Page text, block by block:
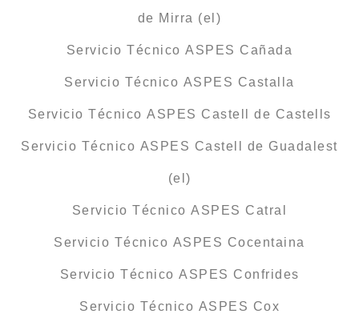
de Mirra (el)
Servicio Técnico ASPES Cañada
Servicio Técnico ASPES Castalla
Servicio Técnico ASPES Castell de Castells
Servicio Técnico ASPES Castell de Guadalest
(el)
Servicio Técnico ASPES Catral
Servicio Técnico ASPES Cocentaina
Servicio Técnico ASPES Confrides
Servicio Técnico ASPES Cox